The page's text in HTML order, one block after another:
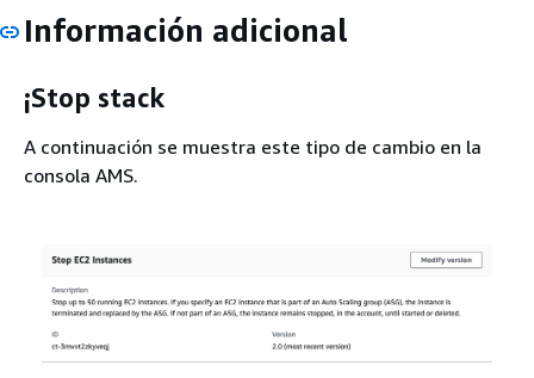
Información adicional
¡Stop stack
A continuación se muestra este tipo de cambio en la
consola AMS.